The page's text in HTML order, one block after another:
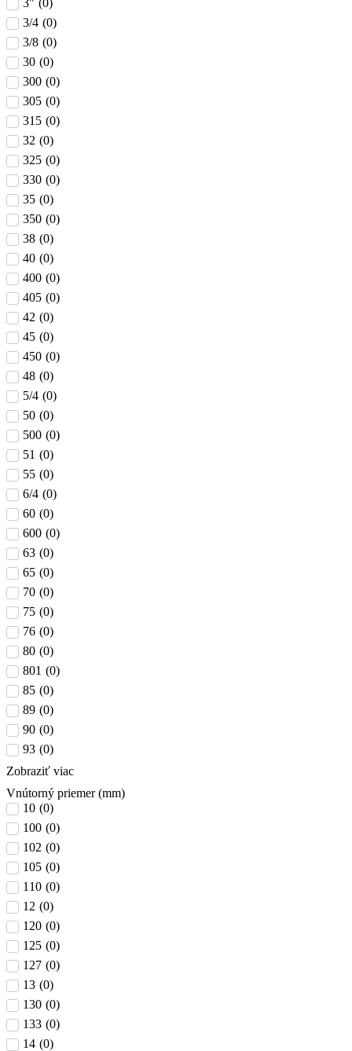
3/4 (0)
3/8 (0)
30 (0)
300 (0)
305 (0)
315 (0)
32 (0)
325 (0)
330 (0)
35 (0)
350 (0)
38 (0)
40 (0)
400 (0)
405 (0)
42 (0)
45 (0)
450 (0)
48 (0)
5/4 (0)
50 (0)
500 (0)
51 (0)
55 (0)
6/4 (0)
60 (0)
600 (0)
63 (0)
65 (0)
70 (0)
75 (0)
76 (0)
80 (0)
801 (0)
85 (0)
89 (0)
90 (0)
93 (0)
Zobraziť viac
Vnútorný priemer (mm)
10 (0)
100 (0)
102 (0)
105 (0)
110 (0)
12 (0)
120 (0)
125 (0)
127 (0)
13 (0)
130 (0)
133 (0)
14 (0)